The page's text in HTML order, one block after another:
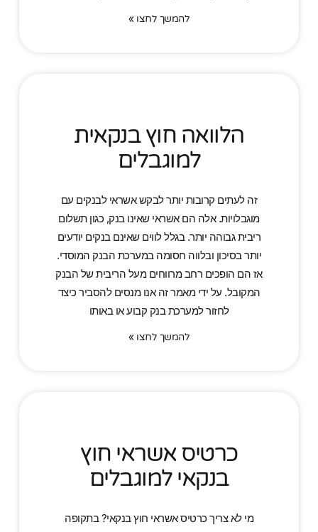
להמשך לחצו »
הלוואה חוץ בנקאית
למוגבלים
זה לעתים קרובות יותר לבקש אשראי לבנקים עם
מוגבלויות. אלה הם אשראי שאינו בנק, כגון תשלום
ריבית גבוהה יותר. בגלל לווים שאינם בנקים יודעים
יותר בסיכון ובלווה חסומה במערכת הבנק המוסדי.
אז הם הופכים רחב מרווחים מעל הריבית של הבנק
המקובל. על ידי מאמר זה אנו מנסים להסביר כיצד
לחזור למערכת בנק קבוע או באותו
להמשך לחצו »
כרטיס אשראי חוץ
בנקאי למוגבלים
מי לא צריך כרטיס אשראי חוץ בנקאי? בתקופה